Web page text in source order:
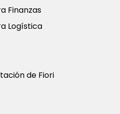
Finanzas
Logística
de Fiori